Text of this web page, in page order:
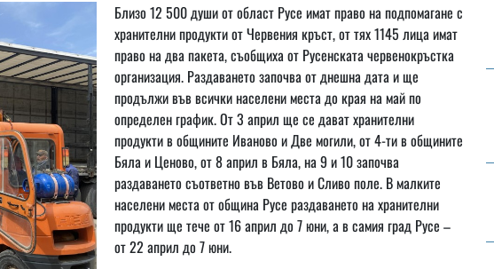
Близо 12 500 души от област Русе имат право на подпомагане с
хранителни продукти от Червения кръст, от тях 1145 лица имат
право на два пакета, съобщиха от Русенската червенокръстка
организация. Раздаването започва от днешна дата и ще
продължи във всички населени места до края на май по
определен график. От 3 април ще се дават хранителни
продукти в общините Иваново и Две могили, от 4-ти в общините
Бяла и Ценово, от 8 април в Бяла, на 9 и 10 започва
раздаването съответно във Ветово и Сливо поле. В малките
населени места от община Русе раздаването на хранителни
продукти ще тече от 16 април до 7 юни, а в самия град Русе –
от 22 април до 7 юни.